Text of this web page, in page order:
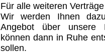
Für alle weiteren
Wir werden Ihnen
Angebot über unsere
können dann in Ruhe
sollen.